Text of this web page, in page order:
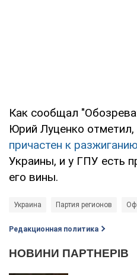
Как сообщал
Юрий Луценко
причастен к
Украины, и у ГПУ есть
его вины.
Украина Партия регионов
Редакционная политика